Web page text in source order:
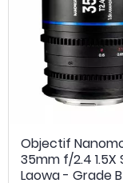
OCCASION
Objectif
35mm f/2.4 1.5X
Laowa - Grade